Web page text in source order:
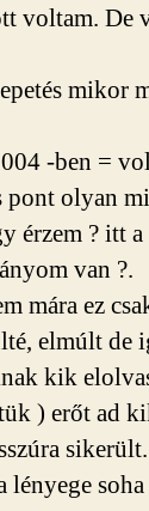
voltam. De
mikor
-ben =
pont olyan
érzem ?itt a
van ?.
mára ez
elmúlt de
kik
) erőt ad
sikerült.
lényege